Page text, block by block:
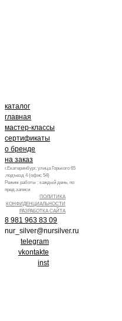
каталог
главная
мастер-классы
сертификаты
о бренде
на заказ
г.Екатеринбург, улица Горького 65
,подъезд 4 (офис 54)
Режим работы : каждый день, по
пред.записи
ПОЛИТИКА
КОНФИДЕНЦИАЛЬНОСТИ
РАЗРАБОТКА САЙТА
8 981 963 83 09
nur_silver@nursilver.ru
telegram
vkontakte
inst